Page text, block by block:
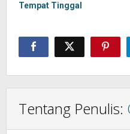
Tempat Tinggal
Tentang Penulis: